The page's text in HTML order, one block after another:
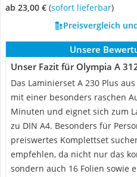
ab 23,00 € ( Sofort lieferbar)
Preisvergleich
Unsere
Unser Fazit für Olympia A
Das Laminierset A 230 Plus
mit einer besonders raschen
Minuten und eignet sich zum
zu DIN A4. Besonders für
preiswertes Komplettset
empfehlen, da nicht nur das
sondern auch 16 Folien sowie